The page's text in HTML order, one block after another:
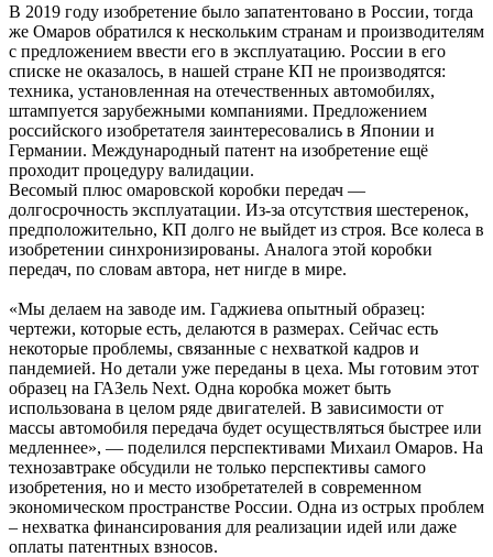
В 2019 году изобретение было запатентовано в России, тогда
же Омаров обратился к нескольким странам и производителям
с предложением ввести его в эксплуатацию. России в его
списке не оказалось, в нашей стране КП не производятся:
техника, установленная на отечественных автомобилях,
штампуется зарубежными компаниями. Предложением
российского изобретателя заинтересовались в Японии и
Германии. Международный патент на изобретение ещё
проходит процедуру валидации.
Весомый плюс омаровской коробки передач —
долгосрочность эксплуатации. Из-за отсутствия шестеренок,
предположительно, КП долго не выйдет из строя. Все колеса в
изобретении синхронизированы. Аналога этой коробки
передач, по словам автора, нет нигде в мире.
«Мы делаем на заводе им. Гаджиева опытный образец:
чертежи, которые есть, делаются в размерах. Сейчас есть
некоторые проблемы, связанные с нехваткой кадров и
пандемией. Но детали уже переданы в цеха. Мы готовим этот
образец на ГАЗель Next. Одна коробка может быть
использована в целом ряде двигателей. В зависимости от
массы автомобиля передача будет осуществляться быстрее или
медленнее», — поделился перспективами Михаил Омаров. На
технозавтраке обсудили не только перспективы самого
изобретения, но и место изобретателей в современном
экономическом пространстве России. Одна из острых проблем
– нехватка финансирования для реализации идей или даже
оплаты патентных взносов.